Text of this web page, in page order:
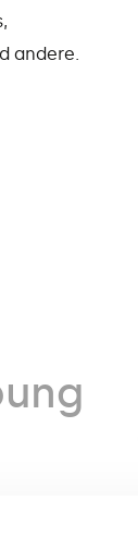
andere.